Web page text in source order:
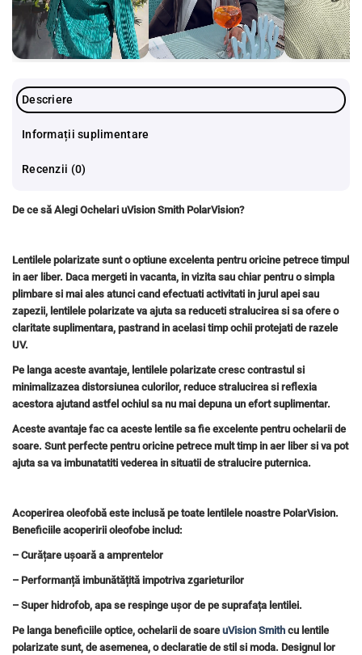
Descriere
Informații suplimentare
Recenzii (0)
De ce să Alegi Ochelari uVision Smith PolarVision?
Lentilele polarizate sunt o optiune excelenta pentru oricine petrece timpul
in aer liber. Daca mergeti in vacanta, in vizita sau chiar pentru o simpla
plimbare si mai ales atunci cand efectuati activitati in jurul apei sau
zapezii, lentilele polarizate va ajuta sa reduceti stralucirea si sa ofere o
claritate suplimentara, pastrand in acelasi timp ochii protejati de razele
UV.
Pe langa aceste avantaje, lentilele polarizate cresc contrastul si
minimalizazea distorsiunea culorilor, reduce stralucirea si reflexia
acestora ajutand astfel ochiul sa nu mai depuna un efort suplimentar.
Aceste avantaje fac ca aceste lentile sa fie excelente pentru ochelarii de
soare. Sunt perfecte pentru oricine petrece mult timp in aer liber si va pot
ajuta sa va imbunatatiti vederea in situatii de stralucire puternica.
Acoperirea oleofobă este inclusă pe toate lentilele noastre PolarVision.
Beneficiile acoperirii oleofobe includ:
– Curățare ușoară a amprentelor
– Performanță imbunătățită impotriva zgarieturilor
– Super hidrofob, apa se respinge ușor de pe suprafața lentilei.
Pe langa beneficiile optice, ochelarii de soare uVision Smith cu lentile
polarizate sunt, de asemenea, o declaratie de stil si moda. Designul lor